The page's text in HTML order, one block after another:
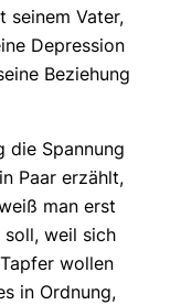
seinem Vater,
Depression
Beziehung
die Spannung
Paar erzählt,
man erst
soll, weil sich
wollen
in Ordnung,